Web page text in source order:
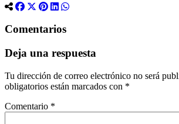
Comentarios
Deja una respuesta
Tu dirección de correo electrónico no será
obligatorios están marcados con *
Comentario *